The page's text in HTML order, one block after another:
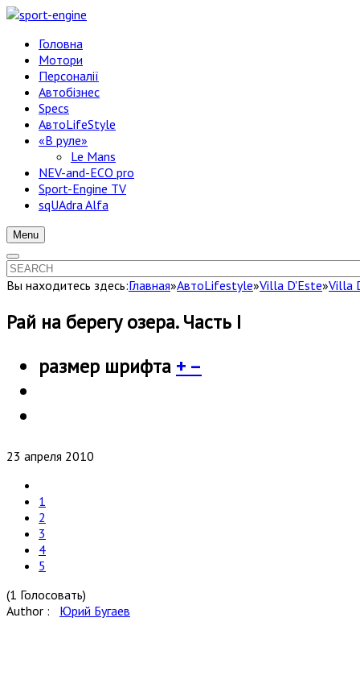
Головна
Мотори
Персоналії
Автобізнес
Specs
АвтоLifeStyle
«В руле»
Le Mans
NEV-and-ECO pro
Sport-Engine TV
sqUAdra Alfa
Menu
Вы находитесь здесь:Главная»АвтоLifestyle»Villa D'Este»Villa
Рай на берегу озера. Часть I
размер шрифта + –
23 апреля 2010
1
2
3
4
5
(1 Голосовать)
Author : Юрий Бугаев